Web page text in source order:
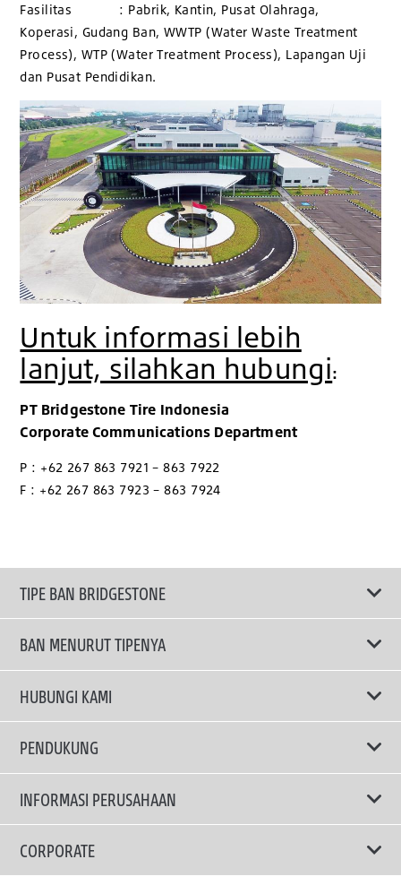
Fasilitas : Pabrik, Kantin, Pusat Olahraga,
Koperasi, Gudang Ban, WWTP (Water Waste Treatment
Process), WTP (Water Treatment Process), Lapangan Uji
dan Pusat Pendidikan.
Untuk informasi lebih
lanjut, silahkan hubungi:
PT Bridgestone Tire Indonesia
Corporate Communications Department
P : +62 267 863 7921 – 863 7922
F : +62 267 863 7923 – 863 7924
TIPE BAN BRIDGESTONE
TRUCKS & BUSES TYRES
BAN MENURUT TIPENYA
Ban ENLITEN
Ban Performa
Ban Touring
Ban Hemat Bahan Bakar
Ban SUV
HUBUNGI KAMI
Email Kami
PENDUKUNG
Privacy Policy
Terms Of Use
INFORMASI PERUSAHAAN
Mengapa Bridgestone?
Berita dan Media Center
CORPORATE